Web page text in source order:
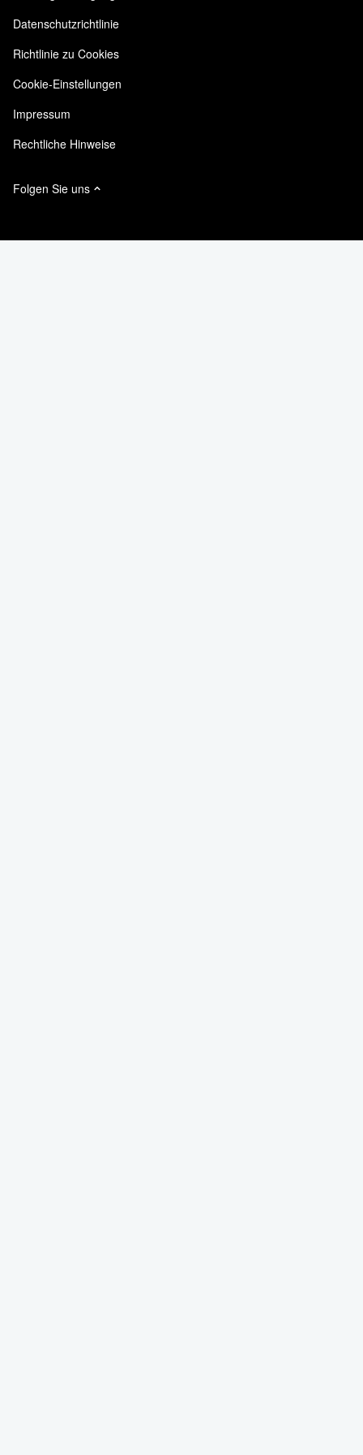
Qualitätszertifizierungen
NetApp Instaclustr
Kundenreferenzen
E-Mail-Abonnements
Erklärung zu Sklaverei und Menschenhandel
Datenschutzrichtlinie
Richtlinie zu Cookies
Cookie-Einstellungen
Impressum
Rechtliche Hinweise
Folgen Sie uns